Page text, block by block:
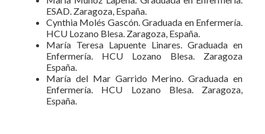
ESAD. Zaragoza, España.
Cynthia Molés Gascón. Graduada en Enfermería.
HCU Lozano Blesa. Zaragoza, España.
María Teresa Lapuente Linares. Graduada en
Enfermería. HCU Lozano Blesa. Zaragoza
España.
María del Mar Garrido Merino. Graduada en
Enfermería. HCU Lozano Blesa. Zaragoza,
España.